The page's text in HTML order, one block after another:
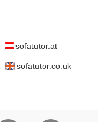
sofatutor.at
sofatutor.co.uk